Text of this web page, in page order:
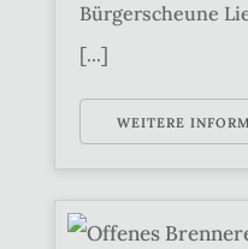
Bürgerscheune
[...]
WEITERE